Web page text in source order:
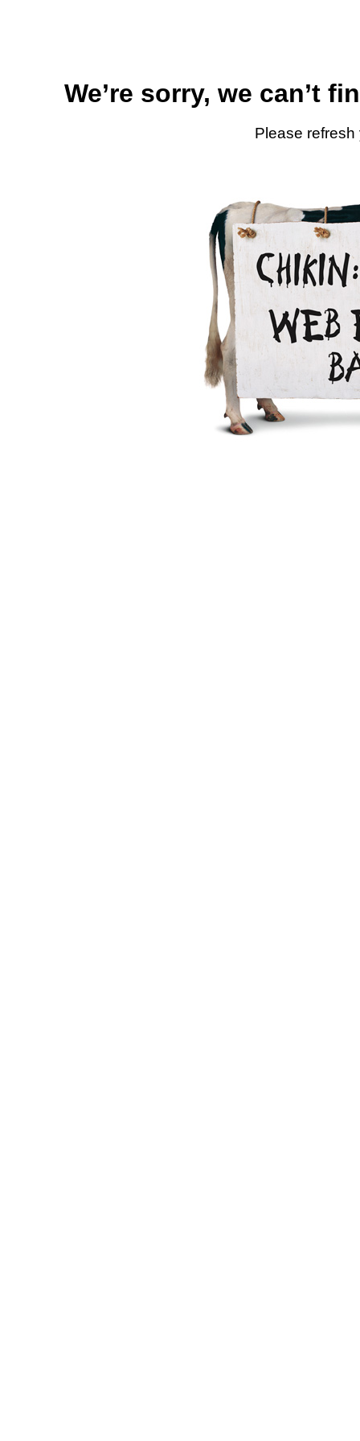
We’re sorry, we can’t
Please refresh